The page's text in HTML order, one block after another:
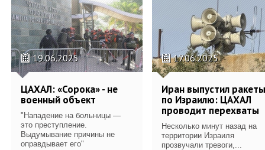
19.06.2025
ЦАХАЛ: «Сорока» - не
военный объект
"Нападение на больницы —
это преступление.
Выдумывание причины не
оправдывает его"
17.06.2025
Иран выпустил ракеты
по Израилю: ЦАХАЛ
проводит перехваты
Несколько минут назад на
территории Израиля
прозвучали тревоги,...